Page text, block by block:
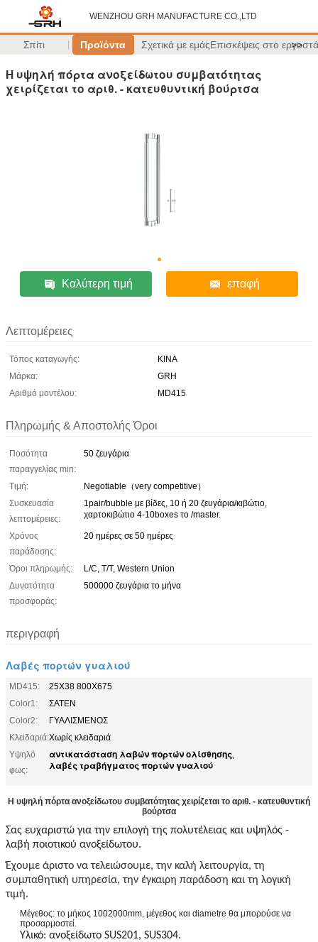
WENZHOU GRH MANUFACTURE CO.,LTD
Σπίτι Προϊόντα Σχετικά με εμάςΕπισκέψεις στο >>
Η υψηλή πόρτα ανοξείδωτου συμβατότητας
χειρίζεται το αριθ. - κατευθυντική βούρτσα
Καλύτερη τιμή επαφή
Λεπτομέρειες
Τόπος καταγωγής:
ΚΙΝΑ
Μάρκα:
GRH
Αριθμό μοντέλου:
MD415
Πληρωμής & Αποστολής Όροι
Ποσότητα
παραγγελίας min:
50 ζευγάρια
Τιμή:
Negotiable（very competitive）
Συσκευασία
λεπτομέρειες:
1pair/bubble με βίδες, 10 ή 20 ζευγάρια/κιβώτιο,
χαρτοκιβώτιο 4-10boxes το /master.
Χρόνος
παράδοσης:
20 ημέρες σε 50 ημέρες
Όροι πληρωμής:
L/C, T/T, Western Union
Δυνατότητα
προσφοράς:
500000 ζευγάρια το μήνα
περιγραφή
Λαβές πορτών γυαλιού
MD415:
25X38 800X675
Color1:
ΣΑΤΕΝ
Color2:
ΓΥΑΛΙΣΜΕΝΟΣ
Κλειδαριά:Χωρίς κλειδαριά
Υψηλό
φως:
αντικατάσταση λαβών πορτών ολίσθησης,
λαβές τραβήγματος πορτών γυαλιού
Η υψηλή πόρτα ανοξείδωτου συμβατότητας χειρίζεται το αριθ. - κατευθυντική
βούρτσα
Σας ευχαριστώ για την επιλογή της πολυτέλειας και υψηλός -
λαβή ποιοτικού ανοξείδωτου.
Έχουμε άριστο να τελειώσουμε, την καλή λειτουργία, τη
συμπαθητική υπηρεσία, την έγκαιρη παράδοση και τη λογική
τιμή.
Μέγεθος: το μήκος 1002000mm, μέγεθος και diametre θα μπορούσε να
προσαρμοστεί.
Υλικό: ανοξείδωτο SUS201, SUS304.